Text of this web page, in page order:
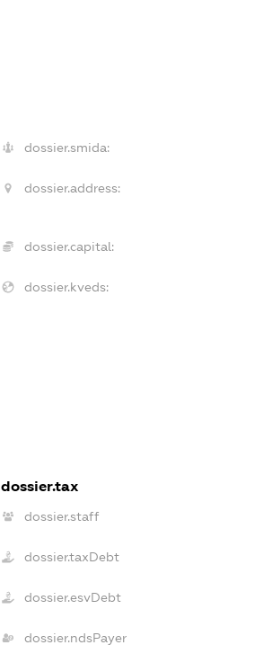
dossier.smida:
dossier.address:
dossier.capital:
dossier.kveds:
dossier.tax
dossier.staff
dossier.taxDebt
dossier.esvDebt
dossier.ndsPayer